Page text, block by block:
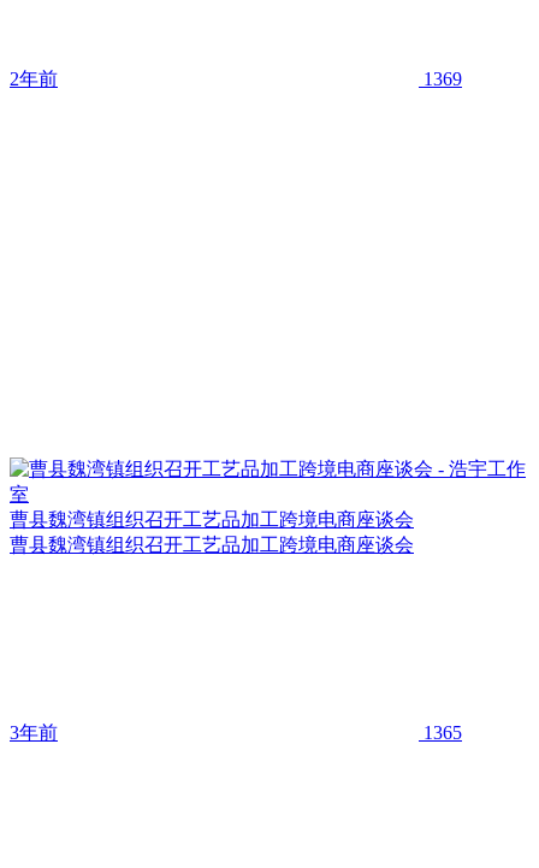
2年前 1369
曹县魏湾镇组织召开工艺品加工跨境电商座谈会
曹县魏湾镇组织召开工艺品加工跨境电商座谈会
3年前 1365